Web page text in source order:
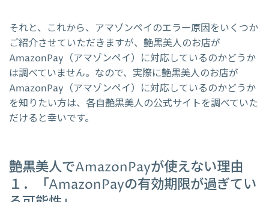
それと、これから、アマゾンペイのエラー原因をいくつか
ご紹介させていただきますが、艶黒美人のお店が
AmazonPay（アマゾンペイ）に対応しているのかどうか
は調べていません。なので、実際に艶黒美人のお店が
AmazonPay（アマゾンペイ）に対応しているのかどうか
を知りたい方は、各自艶黒美人の公式サイトを調べていた
だけると幸いです。
艶黒美人でAmazonPayが使えない理由
１．「AmazonPayの有効期限が過ぎてい